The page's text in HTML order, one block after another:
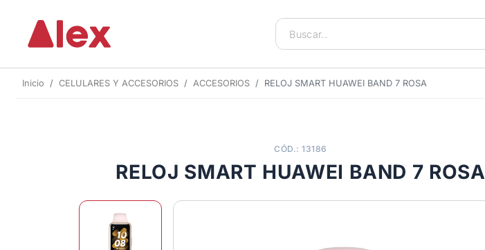
Inicio CELULARES Y ACCESORIOS ACCESORIOS RELOJ SMART HUAWEI BAND 7 ROSA
CÓD.: 13186
RELOJ SMART HUAWEI BAND 7 ROSA